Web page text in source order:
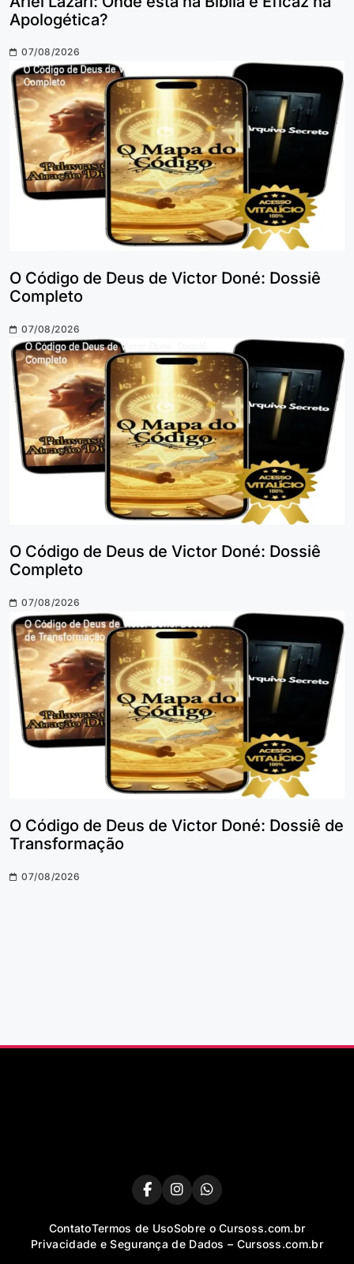
Apologética?
07/08/2026
O Código de Deus de Victor Doné: Dossiê
Completo
07/08/2026
O Código de Deus de Victor Doné: Dossiê
Completo
07/08/2026
O Código de Deus de Victor Doné: Dossiê de
Transformação
07/08/2026
ContatoTermos de UsoSobre o Cursoss.com.br
Privacidade e Segurança de Dados – Cursoss.com.br